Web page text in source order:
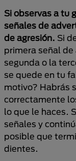
Si observas a tu
señales de
de agresión. Si
primera señal
segunda o la
se quede en tu
motivo? Habrás
correctamente
lo que le haces.
señales y
posible que
dientes.